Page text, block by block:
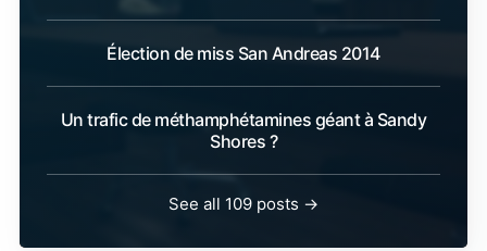
Élection de miss San Andreas 2014
Un trafic de méthamphétamines géant à Sandy
Shores ?
See all 109 posts →